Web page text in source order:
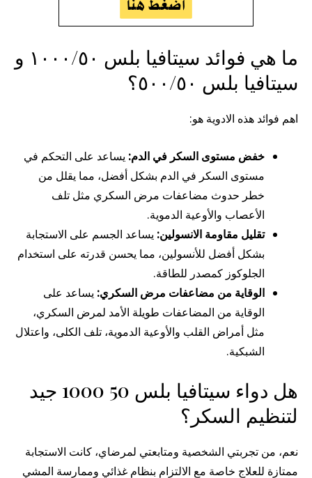
ما هي فوائد سيتافيا بلس ١٠٠٠/٥٠ و
سيتافيا بلس ٥٠٠/٥٠؟
اهم فوائد هذه الادوية هو:
خفض مستوى السكر في الدم: يساعد على التحكم في
مستوى السكر في الدم بشكل أفضل، مما يقلل من
خطر حدوث مضاعفات مرض السكري مثل تلف
الأعصاب والأوعية الدموية.
تقليل مقاومة الانسولين: يساعد الجسم على الاستجابة
بشكل أفضل للأنسولين، مما يحسن قدرته على استخدام
الجلوكوز كمصدر للطاقة.
الوقاية من مضاعفات مرض السكري: يساعد على
الوقاية من المضاعفات طويلة الأمد لمرض السكري،
مثل أمراض القلب والأوعية الدموية، تلف الكلى، واعتلال
الشبكية.
هل دواء سيتافيا بلس 50 1000 جيد
لتنظيم السكر؟
نعم، من تجربتي الشخصية ومتابعتي لمرضاي، كانت الاستجابة
ممتازة للعلاج خاصة مع الالتزام بنظام غذائي وممارسة المشي